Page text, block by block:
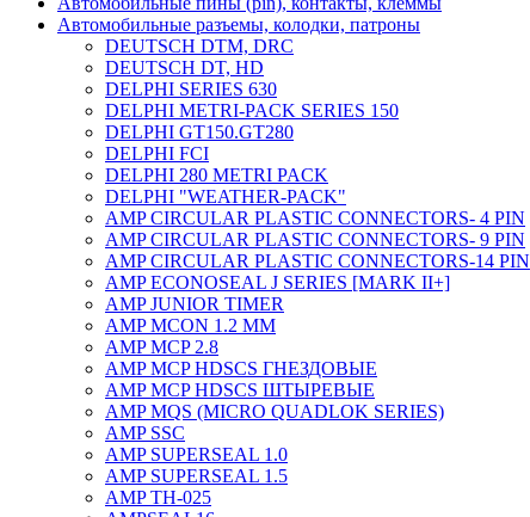
Автомобильные разъемы, колодки, патроны
DEUTSCH DTM, DRC
DEUTSCH DT, HD
DELPHI SERIES 630
DELPHI METRI-PACK SERIES 150
DELPHI GT150.GT280
DELPHI FCI
DELPHI 280 METRI PACK
DELPHI "WEATHER-PACK"
AMP CIRCULAR PLASTIC CONNECTORS- 4 PIN
AMP CIRCULAR PLASTIC CONNECTORS- 9 PIN
AMP CIRCULAR PLASTIC CONNECTORS-14 PIN
AMP ECONOSEAL J SERIES [MARK II+]
AMP JUNIOR TIMER
AMP MCON 1.2 MM
AMP MCP 2.8
AMP MCP HDSCS ГНЕЗДОВЫЕ
AMP MCP HDSCS ШТЫРЕВЫЕ
AMP MQS (MICRO QUADLOK SERIES)
AMP SSC
AMP SUPERSEAL 1.0
AMP SUPERSEAL 1.5
AMP ТН-025